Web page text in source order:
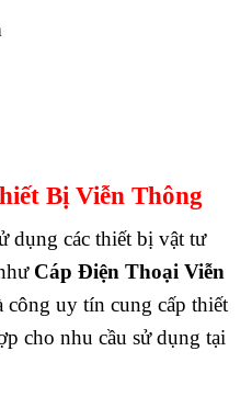
Bị Viễn Thông
dụng các thiết bị vật tư
Cáp Điện Thoại Viễn
uy tín cung cấp thiết
cho nhu cầu sử dụng tại